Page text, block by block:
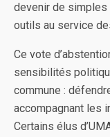
devenir de
outils au service
Ce vote
sensibilités
commune :
accompagnant les
Certains élus